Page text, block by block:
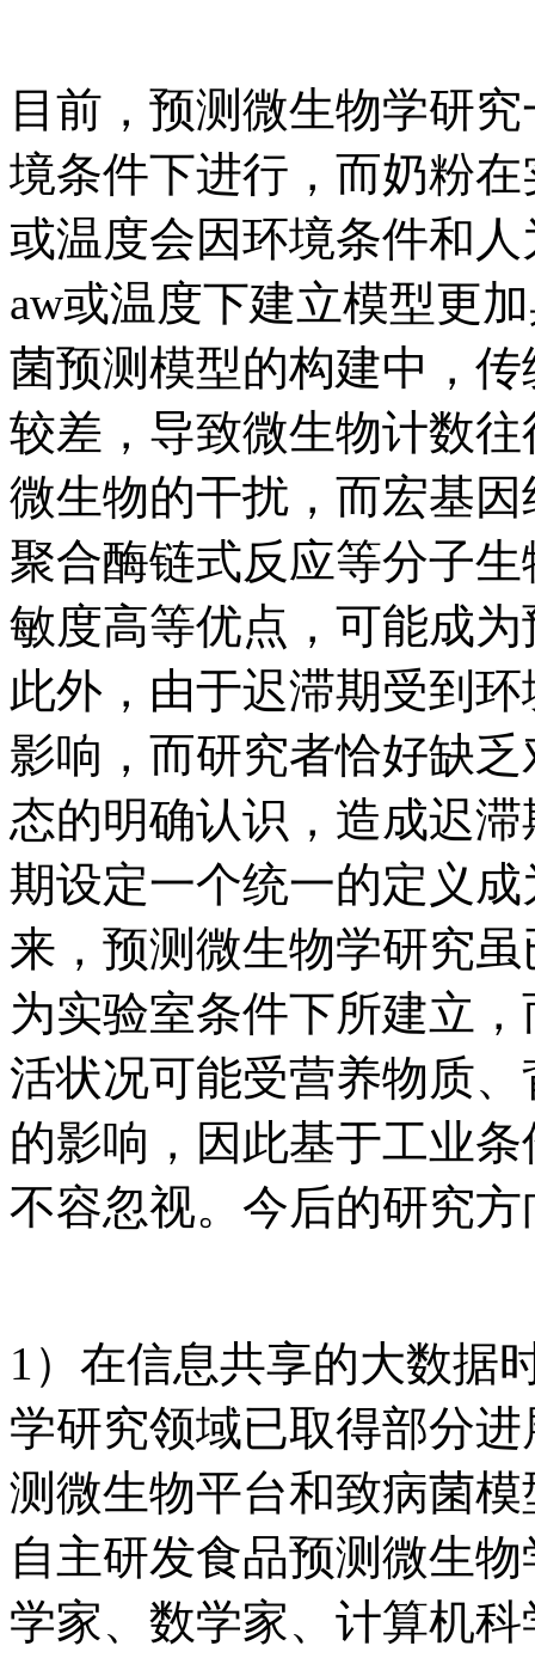
目前，预测微生物学研
境条件下进行，而奶粉
或温度会因环境条件和
aw或温度下建立模型更
菌预测模型的构建中，
较差，导致微生物计数
微生物的干扰，而宏基
聚合酶链式反应等分子
敏度高等优点，可能成
此外，由于迟滞期受到
影响，而研究者恰好缺
态的明确认识，造成迟
期设定一个统一的定义
来，预测微生物学研究
为实验室条件下所建立
活状况可能受营养物质
的影响，因此基于工业
不容忽视。今后的研究
1）在信息共享的大数据
学研究领域已取得部分进
测微生物平台和致病菌
自主研发食品预测微生
学家、数学家、计算机